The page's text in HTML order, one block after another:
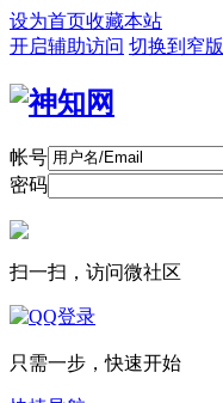
设为首页收藏本站
开启辅助访问 切换到窄版
帐号
密码
扫一扫，访问微社区
只需一步，快速开始